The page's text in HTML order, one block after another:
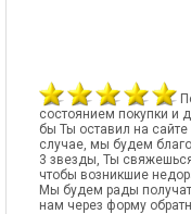
состоянием покупки и
бы Ты оставил на
случае, мы будем
3 звезды, Ты
чтобы возникшие
Мы будем рады
нам через форму